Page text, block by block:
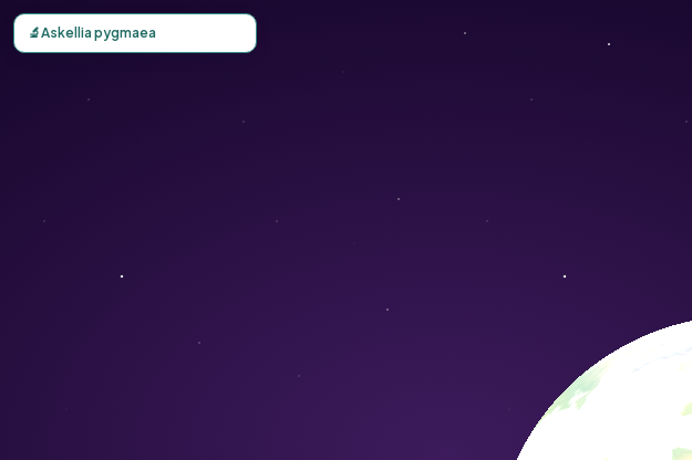
Carte d'observation du Askellia pygmaea (Crepis nana) - Conservation Nature
🔬Askellia pygmaea